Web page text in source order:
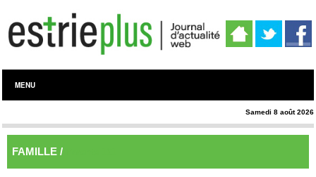
MENU
Samedi 8 août 2026
FAMILLE /